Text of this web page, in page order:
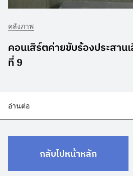
คลังภาพ
คอนเสิร์ตค่ายขับร้องประสาน
ที่ 9
อ่านต่อ
กลับไปหน้าหลัก